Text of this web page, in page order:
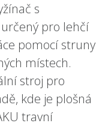
s
pro lehčí
pomocí struny
místech.
stroj pro
kde je plošná
travní